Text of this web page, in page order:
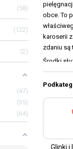
58
122
2
47
35
64
obce. To
karoserii
zdaniu są
Środki
woski do
pozostać
Poradzi
Glinki i